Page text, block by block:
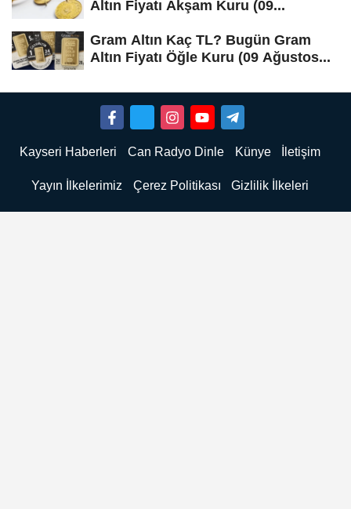
Altın Fiyatı Akşam Kuru (09...
Gram Altın Kaç TL? Bugün Gram
Altın Fiyatı Öğle Kuru (09 Ağustos...
Kayseri Haberleri Can Radyo Dinle Künye İletişim
Yayın İlkelerimiz Çerez Politikası Gizlilik İlkeleri